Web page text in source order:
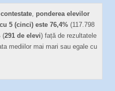
ponderea elevilor
5 (cinci) este 76,4% (117.798
(291 de elevi) față de rezultatele
mediilor mai mari sau egale cu